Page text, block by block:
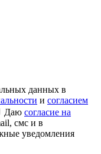
данных в
и согласием
Даю согласие на
смс и в
уведомления